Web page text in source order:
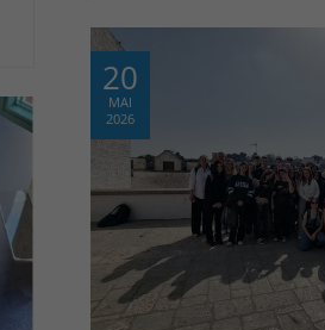
20
MAI
2026